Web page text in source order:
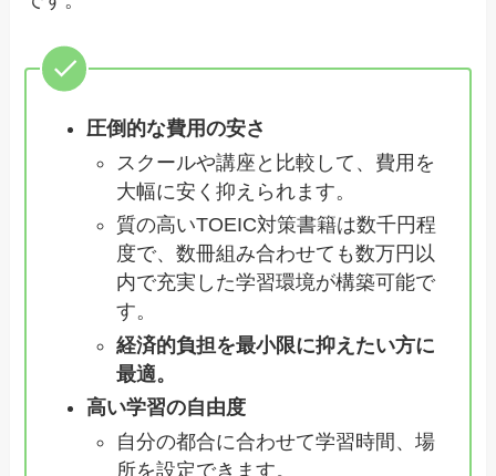
圧倒的な費用の安さ
スクールや講座と比較して、費用を
大幅に安く抑えられます。
質の高いTOEIC対策書籍は数千円程
度で、数冊組み合わせても数万円以
内で充実した学習環境が構築可能で
す。
経済的負担を最小限に抑えたい方に
最適。
高い学習の自由度
自分の都合に合わせて学習時間、場
所を設定できます。